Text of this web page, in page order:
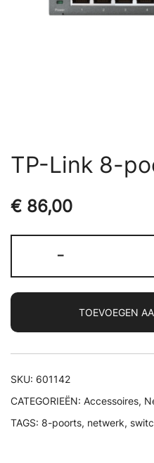
TP-Link 8-
€ 86,00
-
TOEVOEGEN
SKU: 601142
CATEGORIEËN: Accessoires,
TAGS: 8-poorts, netwerk,